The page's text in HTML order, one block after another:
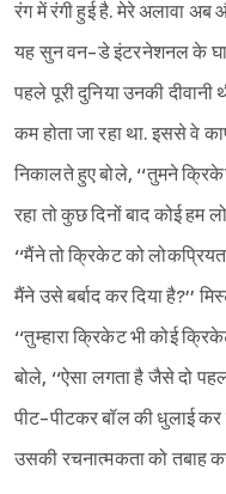
रंग में रंगी हुई है. मेरे अलावा अब
यह सुन वन-डे इंटरनेशनल के
पहले पूरी दुनिया उनकी
कम होता जा रहा था. इससे वे
निकालते हुए बोले, ‘‘तुमने
रहा तो कुछ दिनों बाद कोई हम
‘‘मैंने तो क्रिकेट को
मैंने उसे बर्बाद कर दिया है?’’
‘‘तुम्हारा क्रिकेट भी कोई
बोले, ‘‘ऐसा लगता है जैसे दो
पीट-पीटकर बॉल की धुलाई
उसकी रचनात्मकता को तबाह